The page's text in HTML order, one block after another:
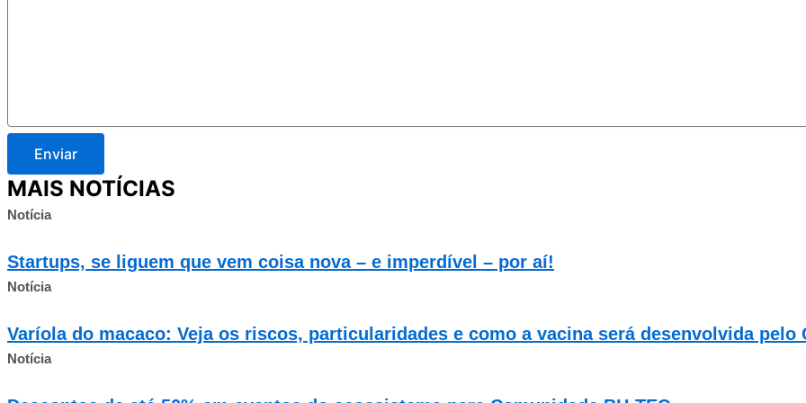
Enviar
MAIS NOTÍCIAS
Notícia
Startups, se liguem que vem coisa nova – e imperdível – por aí!
Notícia
Varíola do macaco: Veja os riscos, particularidades e como a vacina será desenvolvida pelo
Notícia